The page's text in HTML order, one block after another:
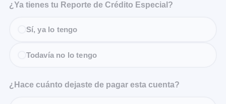
¿Ya tienes tu Reporte de Crédito Especial?
Sí, ya lo tengo
Todavía no lo tengo
¿Hace cuánto dejaste de pagar esta cuenta?